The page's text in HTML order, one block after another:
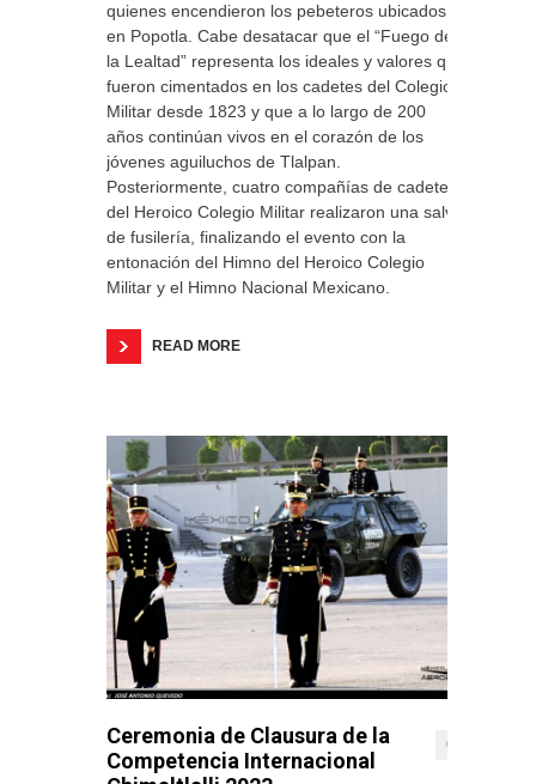
quienes encendieron los pebeteros ubicados
en Popotla. Cabe desatacar que el “Fuego de
la Lealtad” representa los ideales y valores que
fueron cimentados en los cadetes del Colegio
Militar desde 1823 y que a lo largo de 200
años continúan vivos en el corazón de los
jóvenes aguiluchos de Tlalpan.
Posteriormente, cuatro compañías de cadetes
del Heroico Colegio Militar realizaron una salva
de fusilería, finalizando el evento con la
entonación del Himno del Heroico Colegio
Militar y el Himno Nacional Mexicano.
READ MORE
Ceremonia de Clausura de la
Competencia Internacional
0